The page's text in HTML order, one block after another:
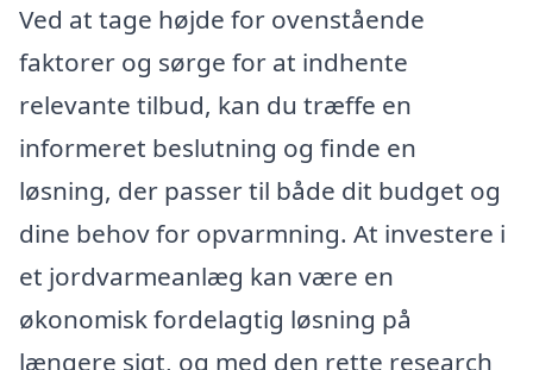
Ved at tage højde for ovenstående
faktorer og sørge for at indhente
relevante tilbud, kan du træffe en
informeret beslutning og finde en
løsning, der passer til både dit budget og
dine behov for opvarmning. At investere i
et jordvarmeanlæg kan være en
økonomisk fordelagtig løsning på
længere sigt, og med den rette research